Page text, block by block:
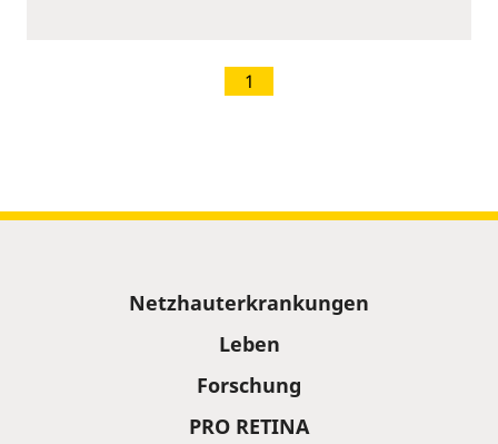
1
Netzhauterkrankungen
Leben
Forschung
PRO RETINA